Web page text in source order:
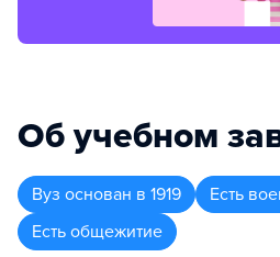
Об учебном
Вуз основан в 1919
Есть
Есть общежитие